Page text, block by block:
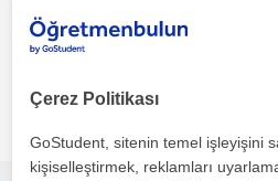
Çerez Politikası
GoStudent, sitenin temel işleyişini
kişiselleştirmek, reklamları